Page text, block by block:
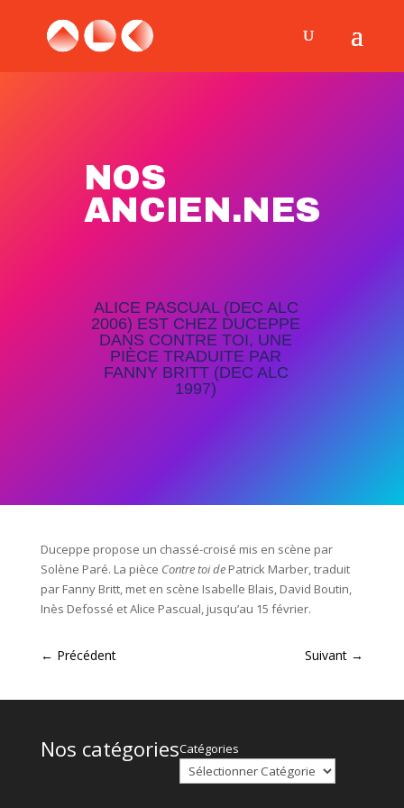
NOS
ANCIEN.NES
ALICE PASCUAL (DEC ALC
2006) EST CHEZ DUCEPPE
DANS CONTRE TOI, UNE
PIÈCE TRADUITE PAR
FANNY BRITT (DEC ALC
1997)
Duceppe propose un chassé-croisé mis en scène par
Solène Paré. La pièce Contre toi de Patrick Marber, traduit
par Fanny Britt, met en scène Isabelle Blais, David Boutin,
Inès Defossé et Alice Pascual, jusqu’au 15 février.
← Précédent Suivant →
Nos catégoriesCatégories